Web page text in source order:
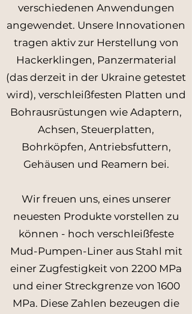
verschiedenen Anwendungen
angewendet. Unsere Innovationen
tragen aktiv zur Herstellung von
Hackerklingen, Panzermaterial
(das derzeit in der Ukraine getestet
wird), verschleißfesten Platten und
Bohrausrüstungen wie Adaptern,
Achsen, Steuerplatten,
Bohrköpfen, Antriebsfuttern,
Gehäusen und Reamern bei.
Wir freuen uns, eines unserer
neuesten Produkte vorstellen zu
können - hoch verschleißfeste
Mud-Pumpen-Liner aus Stahl mit
einer Zugfestigkeit von 2200 MPa
und einer Streckgrenze von 1600
MPa. Diese Zahlen bezeugen die